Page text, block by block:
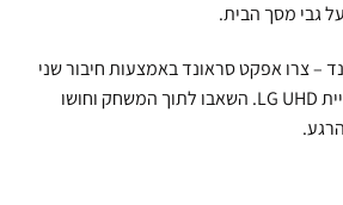
גבי מסך הבית.
– צרו אפקט סראונד באמצעות חיבור שני
רמקולי בלוטוס* לטלוויזיית LG UHD. השאבו לתוך המשחק וחושו